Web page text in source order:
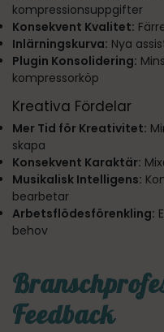
kompressionsuppgifter
Konsekvent Kvalitet:
Inlärningskurva: Nya
Plugin Konsolidering:
kompressorköp
Kreativa Fördelar
Mer Tid för Kreativitet:
skapa
Konsekvent Karaktär:
Musikalisk Intelligens:
bearbetar
Arbetsflödesförenkling:
behov
Feedback